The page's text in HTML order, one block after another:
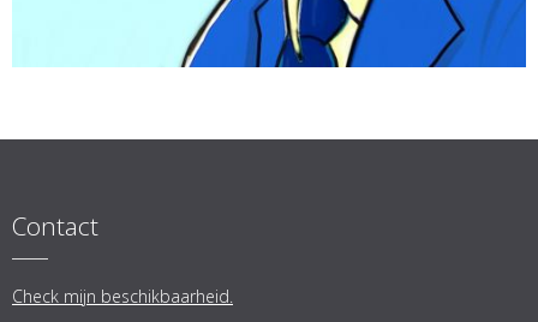
Contact
Check mijn beschikbaarheid.